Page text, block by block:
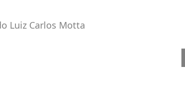
Luiz Carlos Motta
DA AGENDA INSTITUCIONAL DO SISTEMA COMÉRCIO